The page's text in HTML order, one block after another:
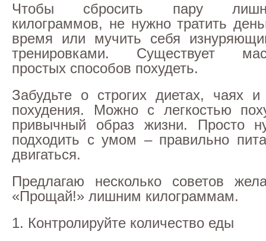
Чтобы сбросить пару
килограммов, не нужно тратить
время или мучить себя
тренировками. Существует
простых способов похудеть.
Забудьте о строгих диетах, чаях и
похудения. Можно с легкостью
привычный образ жизни. Просто
подходить с умом – правильно
двигаться.
Предлагаю несколько советов
«Прощай!» лишним килограммам.
1. Контролируйте количество еды